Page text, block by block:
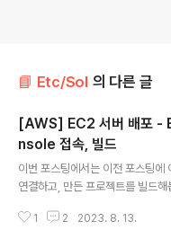
📘 Etc/Sol 의 다른 글
[AWS] EC2 서버 배포 -
nsole 접속, 빌드
이번 포스팅에서는 이전 포스팅에
연결하고, 만든 프로젝트를 빌드
프로젝트가 서버에 빌드된 것이 아
1 2 2023. 8. 13.